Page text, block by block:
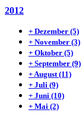
2012
+ Dezember (5)
+ November (3)
+ Oktober (5)
+ September (9)
+August(11)
+ Juli (9)
+ Juni (10)
+ Mai (2)